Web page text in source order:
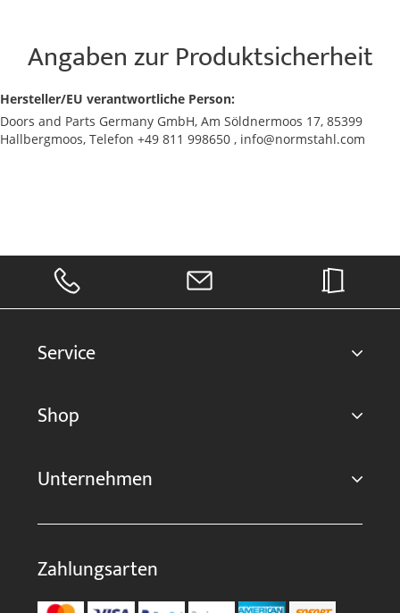
Angaben zur Produktsicherheit
Hersteller/EU verantwortliche Person:
Doors and Parts Germany GmbH, Am Söldnermoos 17, 85399
Hallbergmoos, Telefon +49 811 998650 , info@normstahl.com
Service
Shop
Unternehmen
Zahlungsarten